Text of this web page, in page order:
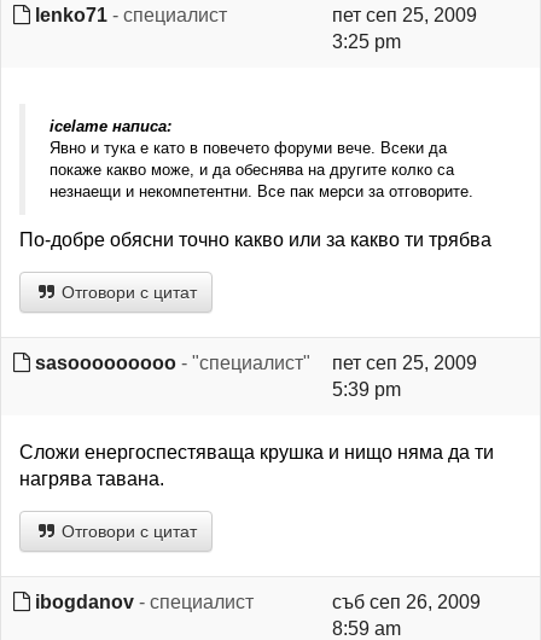
lenko71 - специалист
пет сеп 25, 2009
3:25 pm
icelame написа:
Явно и тука е като в повечето форуми вече. Всеки да
покаже какво може, и да обеснява на другите колко са
незнаещи и некомпетентни. Все пак мерси за отговорите.
По-добре обясни точно какво или за какво ти трябва
Отговори с цитат
sasooooooooo - "специалист"
пет сеп 25, 2009
5:39 pm
Сложи енергоспестяваща крушка и нищо няма да ти
нагрява тавана.
Отговори с цитат
ibogdanov - специалист
съб сеп 26, 2009
8:59 am